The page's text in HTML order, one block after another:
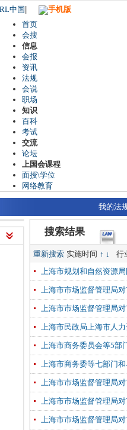
中国
手机版
首页
会搜
信息
会报
资讯
法规
会说
职场
知识
百科
考试
交流
论坛
上国会课程
面授\学位
网络教育
我的法
搜索结果
重新搜索 实施时间 ↑ ↓
行
上海市规划和自然资源
上海市市场监督管理局
上海市市场监督管理局
上海市民政局上海市人
上海市商务委员会等5部
上海市商务委等七部门
上海市市场监督管理局
上海市市场监督管理局
上海市市场监督管理局